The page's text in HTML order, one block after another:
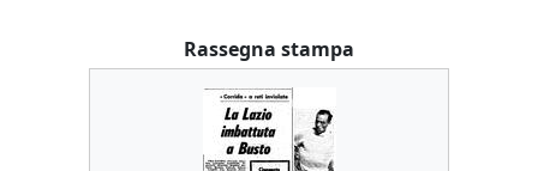
Rassegna stampa